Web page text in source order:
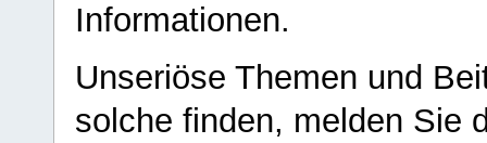
Informationen.
Unseriöse Themen und
solche finden, melden Sie